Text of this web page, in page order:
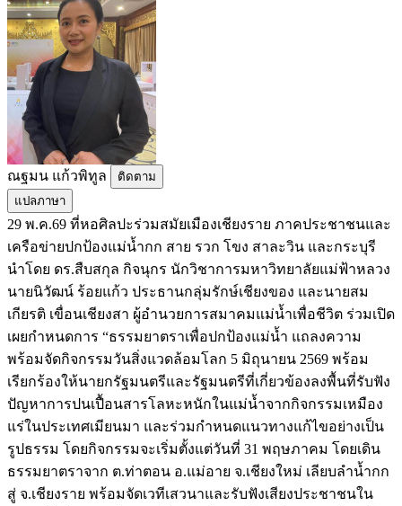
ณฐมน แก้วพิทูล
ติดตาม
แปลภาษา
29 พ.ค.69 ที่หอศิลปะร่วมสมัยเมืองเชียงราย ภาคประชาชนและ
เครือข่ายปกป้องแม่น้ำกก สาย รวก โขง สาละวิน และกระบุรี
นำโดย ดร.สืบสกุล กิจนุกร นักวิชาการมหาวิทยาลัยแม่ฟ้าหลวง
นายนิวัฒน์ ร้อยแก้ว ประธานกลุ่มรักษ์เชียงของ และนายสม
เกียรติ เขื่อนเชียงสา ผู้อำนวยการสมาคมแม่น้ำเพื่อชีวิต ร่วมเปิด
เผยกำหนดการ “ธรรมยาตราเพื่อปกป้องแม่น้ำ แถลงความ
พร้อมจัดกิจกรรมวันสิ่งแวดล้อมโลก 5 มิถุนายน 2569 พร้อม
เรียกร้องให้นายกรัฐมนตรีและรัฐมนตรีที่เกี่ยวข้องลงพื้นที่รับฟัง
ปัญหาการปนเปื้อนสารโลหะหนักในแม่น้ำจากกิจกรรมเหมือง
แร่ในประเทศเมียนมา และร่วมกำหนดแนวทางแก้ไขอย่างเป็น
รูปธรรม โดยกิจกรรมจะเริ่มตั้งแต่วันที่ 31 พฤษภาคม โดยเดิน
ธรรมยาตราจาก ต.ท่าตอน อ.แม่อาย จ.เชียงใหม่ เลียบลำน้ำกก
สู่ จ.เชียงราย พร้อมจัดเวทีเสวนาและรับฟังเสียงประชาชนใน